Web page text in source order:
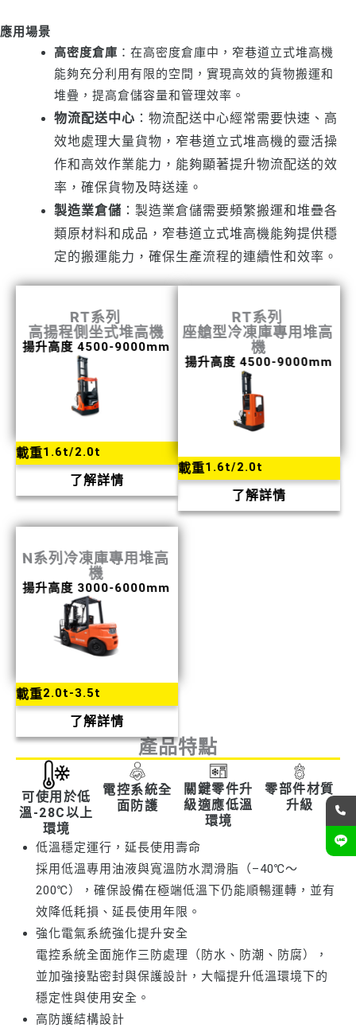
RT系列
高揚程側坐式堆高機
揚升高度 4500-9000mm
載重1.6t/2.0t
了解詳情
RT系列
座艙型冷凍庫專用堆高
機
揚升高度 4500-9000mm
載重1.6t/2.0t
了解詳情
應用場景
高密度倉庫 ：在高密度倉庫中，窄巷道立式堆高機
能夠充分利用有限的空間，實現高效的貨物搬運和
堆疊，提高倉儲容量和管理效率。
物流配送中心 ：物流配送中心經常需要快速、高
效地處理大量貨物，窄巷道立式堆高機的靈活操
作和高效作業能力，能夠顯著提升物流配送的效
率，確保貨物及時送達。
製造業倉儲 ：製造業倉儲需要頻繁搬運和堆疊各
類原材料和成品，窄巷道立式堆高機能夠提供穩
定的搬運能力，確保生產流程的連續性和效率。
產品特點
可使用於低
溫-28C以上
環境
電控系統全
面防護
關鍵零件升
級適應低溫
環境
零部件材質
升級
低溫穩定運行，延長使用壽命
採用低溫專用油液與寬溫防水潤滑脂（–40℃～
200℃），確保設備在極端低溫下仍能順暢運轉，並有
效降低耗損、延長使用年限。
強化電氣系統強化提升安全
電控系統全面施作三防處理（防水、防潮、防腐），
並加強接點密封與保護設計，大幅提升低溫環境下的
穩定性與使用安全。
高防護結構設計
N系列冷凍庫專用堆高
機
揚升高度 3000-6000mm
載重2.0t-3.5t
了解詳情